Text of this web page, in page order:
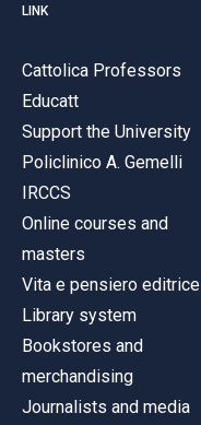
LINK
Cattolica Professors
Educatt
Support the University
Policlinico A. Gemelli
IRCCS
Online courses and
masters
Vita e pensiero editrice
Library system
Bookstores and
merchandising
Journalists and media